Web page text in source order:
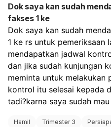
Dok saya kan sudah
fakses 1 ke
Dok saya kan sudah
1 ke rs untuk pemeriksaan
mendapatkan jadwal
dan jika sudah kunjungan
meminta untuk melakukan
kontrol itu selesai kepada
tadi?karna saya sudah
Hamil Trimester 3